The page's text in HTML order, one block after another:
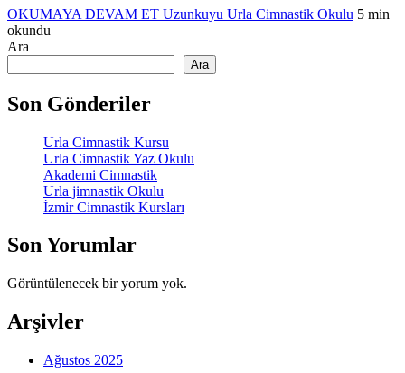
OKUMAYA DEVAM ET Uzunkuyu Urla Cimnastik Okulu 5 min
okundu
Ara
Ara
Son Gönderiler
Urla Cimnastik Kursu
Urla Cimnastik Yaz Okulu
Akademi Cimnastik
Urla jimnastik Okulu
İzmir Cimnastik Kursları
Son Yorumlar
Görüntülenecek bir yorum yok.
Arşivler
Ağustos 2025